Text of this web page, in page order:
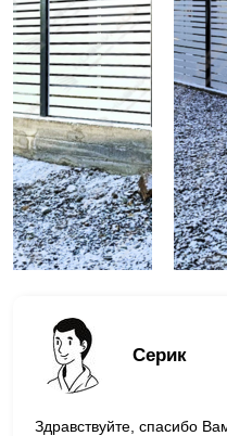
Серик
Здравствуйте, спасибо